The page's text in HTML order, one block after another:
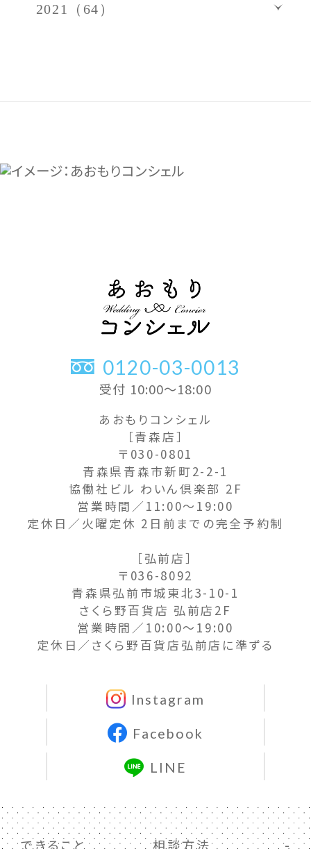
2021（64）
0120-03-0013
受付 10:00〜18:00
あおもりコンシェル
［青森店］
〒030-0801
青森県青森市新町2-2-1
協働社ビル わいん倶楽部 2F
営業時間／11:00〜19:00
定休日／火曜定休 2日前までの完全予約制
［弘前店］
〒036-8092
青森県弘前市城東北3-10-1
さくら野百貨店 弘前店2F
営業時間／10:00〜19:00
定休日／さくら野百貨店弘前店に準ずる
Instagram
Facebook
LINE
できること 相談方法